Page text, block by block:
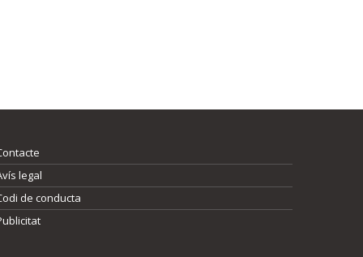
legal
de conducta